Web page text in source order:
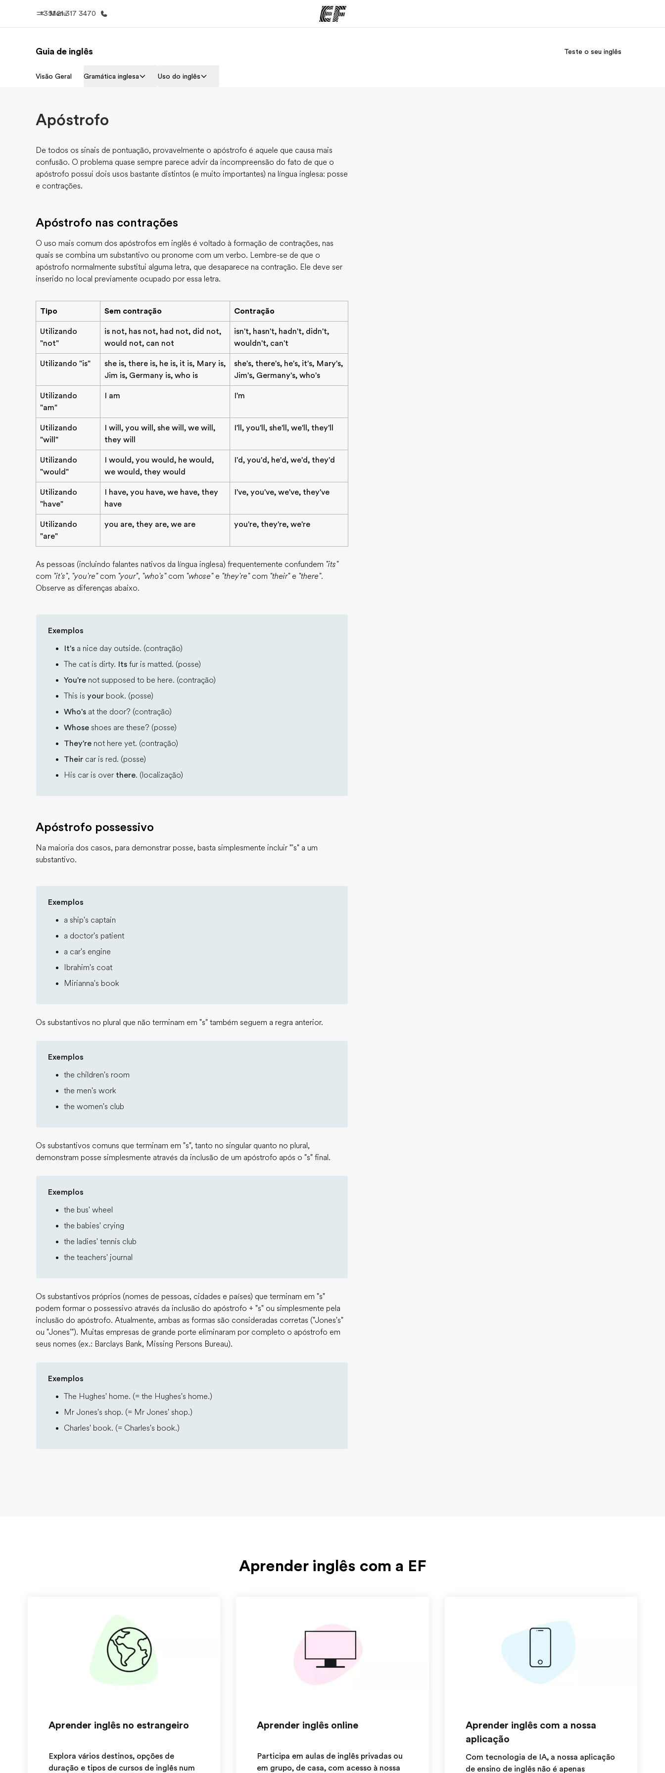
Menu
+351 21 317 3470
Início Programas
Guia de inglês Teste o seu inglês
Visão Geral Gramática inglesa Uso do inglês
Apóstrofo
De todos os sinais de pontuação, provavelmente o apóstrofo é aquele que causa mais
confusão. O problema quase sempre parece advir da incompreensão do fato de que o
apóstrofo possui dois usos bastante distintos (e muito importantes) na língua inglesa: posse
e contrações.
Apóstrofo nas contrações
O uso mais comum dos apóstrofos em inglês é voltado à formação de contrações, nas
quais se combina um substantivo ou pronome com um verbo. Lembre-se de que o
apóstrofo normalmente substitui alguma letra, que desaparece na contração. Ele deve ser
inserido no local previamente ocupado por essa letra.
Tipo Sem contração Contração
Utilizando
"not"
is not, has not, had not, did not,
would not, can not
isn't, hasn't, hadn't, didn't,
wouldn't, can't
Utilizando "is"
she is, there is, he is, it is, Mary is,
Jim is, Germany is, who is
she's, there's, he's, it's, Mary's,
Jim's, Germany's, who's
Utilizando
"am"
I am I'm
Utilizando
"will"
I will, you will, she will, we will,
they will
I'll, you'll, she'll, we'll, they'll
Utilizando
"would"
I would, you would, he would,
we would, they would
I'd, you'd, he'd, we'd, they'd
Utilizando
"have"
I have, you have, we have, they
have
I've, you've, we've, they've
Utilizando
"are"
you are, they are, we are you're, they're, we're
As pessoas (incluindo falantes nativos da língua inglesa) frequentemente confundem "its"
com "it's", "you're"com "your", "who's"com "whose"e "they're"com "their"e "there".
Observe as diferenças abaixo.
Exemplos
It's a nice day outside. (contração)
The cat is dirty. Its fur is matted. (posse)
You're not supposed to be here. (contração)
This is your book. (posse)
Who's at the door? (contração)
Whose shoes are these? (posse)
They're not here yet. (contração)
Their car is red. (posse)
His car is over there. (localização)
Apóstrofo possessivo
Na maioria dos casos, para demonstrar posse, basta simplesmente incluir "'s" a um
substantivo.
Exemplos
a ship's captain
a doctor's patient
a car's engine
Ibrahim's coat
Mirianna's book
Os substantivos no plural que não terminam em "s" também seguem a regra anterior.
Exemplos
the children's room
the men's work
the women's club
Os substantivos comuns que terminam em "s", tanto no singular quanto no plural,
demonstram posse simplesmente através da inclusão de um apóstrofo após o "s" final.
Exemplos
the bus' wheel
the babies' crying
the ladies' tennis club
the teachers' journal
Os substantivos próprios (nomes de pessoas, cidades e países) que terminam em "s"
podem formar o possessivo através da inclusão do apóstrofo + "s" ou simplesmente pela
inclusão do apóstrofo. Atualmente, ambas as formas são consideradas corretas ("Jones's"
ou "Jones'"). Muitas empresas de grande porte eliminaram por completo o apóstrofo em
seus nomes (ex.: Barclays Bank, Missing Persons Bureau).
Exemplos
The Hughes' home. (= the Hughes's home.)
Mr Jones's shop. (= Mr Jones' shop.)
Charles' book. (= Charles's book.)
Aprender inglês com a EF
Aprender inglês no estrangeiro
Explora vários destinos, opções de
duração e tipos de cursos de inglês num
Aprender inglês online
Participa em aulas de inglês privadas ou
em grupo, de casa, com acesso à nossa
Aprender inglês com a nossa
aplicação
Com tecnologia de IA, a nossa aplicação
de ensino de inglês não é apenas